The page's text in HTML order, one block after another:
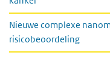
Nieuwe complexe
risicobeoordeling